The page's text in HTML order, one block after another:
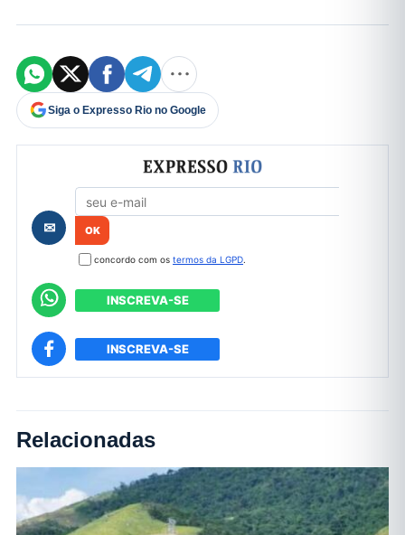
Siga o Expresso Rio no Google
Formulário de cadastro
✉
concordo com os termos da LGPD.
INSCREVA-SE
INSCREVA-SE
Relacionadas